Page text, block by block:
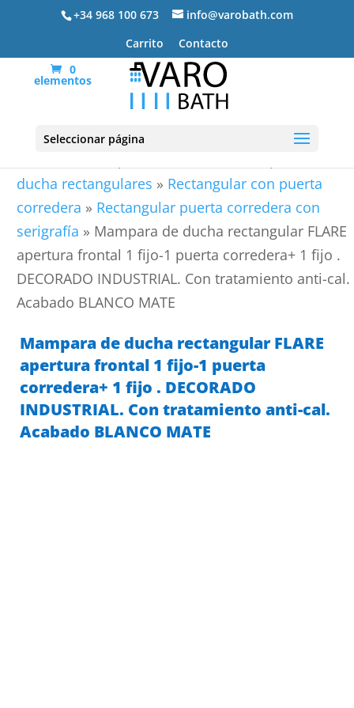
+34 968 100 673
info@varobath.com
Carrito
Contacto
0
elementos
Seleccionar página
ducha rectangulares » Rectangular con puerta
corredera » Rectangular puerta corredera con
serigrafía » Mampara de ducha rectangular FLARE
apertura frontal 1 fijo-1 puerta corredera+ 1 fijo .
DECORADO INDUSTRIAL. Con tratamiento anti-cal.
Acabado BLANCO MATE
Mampara de ducha rectangular FLARE
apertura frontal 1 fijo-1 puerta
corredera+ 1 fijo . DECORADO
INDUSTRIAL. Con tratamiento anti-cal.
Acabado BLANCO MATE